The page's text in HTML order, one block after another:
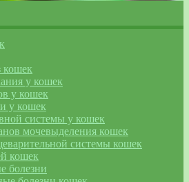
кошек
у кошек
у кошек
у кошек
системы у кошек
мочевыделения кошек
системы кошек
кошек
болезни